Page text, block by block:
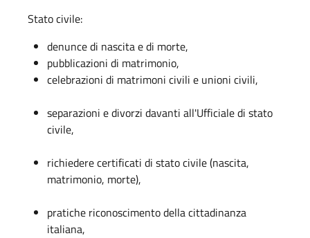
Stato civile:
denunce di nascita e di morte,
pubblicazioni di matrimonio,
celebrazioni di matrimoni civili e unioni civili,
separazioni e divorzi davanti all'Ufficiale di stato
civile,
richiedere certificati di stato civile (nascita,
matrimonio, morte),
pratiche riconoscimento della cittadinanza
italiana,